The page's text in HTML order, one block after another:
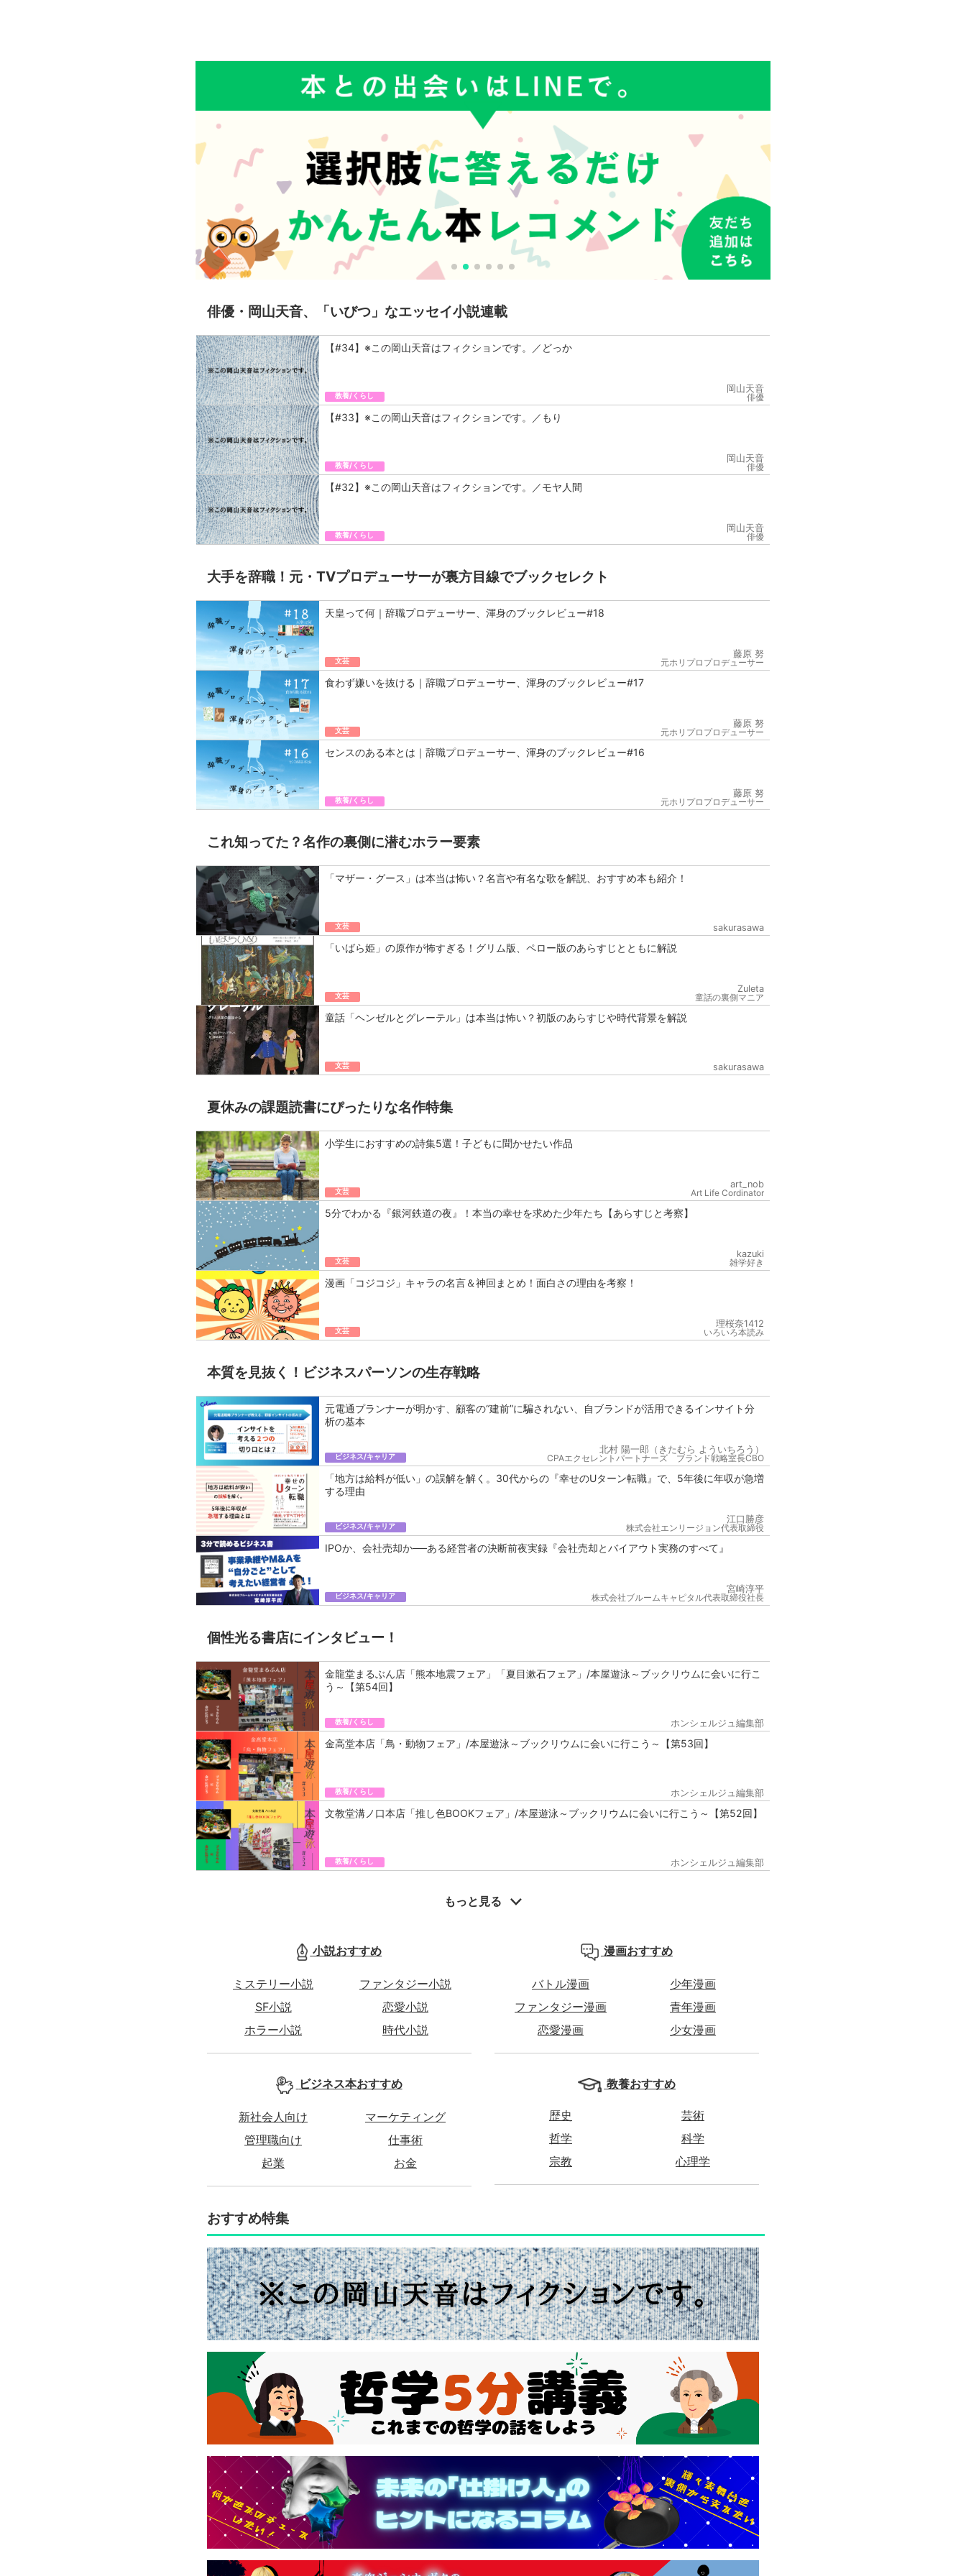
俳優・岡山天音、「いびつ」なエッセイ小説連載
【#34】※この岡山天音はフィクションです。／どっか
教養/くらし
岡山天音
俳優
【#33】※この岡山天音はフィクションです。／もり
教養/くらし
岡山天音
俳優
【#32】※この岡山天音はフィクションです。／モヤ人間
教養/くらし
岡山天音
俳優
大手を辞職！元・TVプロデューサーが裏方目線でブックセレクト
天皇って何｜辞職プロデューサー、渾身のブックレビュー#18
文芸
藤原 努
元ホリプロプロデューサー
食わず嫌いを抜ける｜辞職プロデューサー、渾身のブックレビュー#17
文芸
藤原 努
元ホリプロプロデューサー
センスのある本とは｜辞職プロデューサー、渾身のブックレビュー#16
教養/くらし
藤原 努
元ホリプロプロデューサー
これ知ってた？名作の裏側に潜むホラー要素
「マザー・グース」は本当は怖い？名言や有名な歌を解説、おすすめ本も紹介！
文芸 sakurasawa
「いばら姫」の原作が怖すぎる！グリム版、ペロー版のあらすじとともに解説
文芸
Zuleta
童話の裏側マニア
童話「ヘンゼルとグレーテル」は本当は怖い？初版のあらすじや時代背景を解説
文芸 sakurasawa
夏休みの課題読書にぴったりな名作特集
小学生におすすめの詩集5選！子どもに聞かせたい作品
文芸
art_nob
Art Life Cordinator
5分でわかる『銀河鉄道の夜』！本当の幸せを求めた少年たち【あらすじと考察】
文芸
kazuki
雑学好き
漫画「コジコジ」キャラの名言＆神回まとめ！面白さの理由を考察！
文芸
理桜奈1412
いろいろ本読み
本質を見抜く！ビジネスパーソンの生存戦略
元電通プランナーが明かす、顧客の“建前”に騙されない、自ブランドが活用できるインサイト分
析の基本
ビジネス/キャリア
北村 陽一郎（きたむら よういちろう）
CPAエクセレントパートナーズ ブランド戦略室長CBO
「地方は給料が低い」の誤解を解く。30代からの『幸せのUターン転職』で、5年後に年収が急増
する理由
ビジネス/キャリア
江口勝彦
株式会社エンリージョン代表取締役
IPOか、会社売却か──ある経営者の決断前夜実録『会社売却とバイアウト実務のすべて』
ビジネス/キャリア
宮崎淳平
株式会社ブルームキャピタル代表取締役社長
個性光る書店にインタビュー！
金龍堂まるぶん店「熊本地震フェア」「夏目漱石フェア」/本屋遊泳～ブックリウムに会いに行こ
う～【第54回】
教養/くらし ホンシェルジュ編集部
金高堂本店「鳥・動物フェア」/本屋遊泳～ブックリウムに会いに行こう～【第53回】
教養/くらし ホンシェルジュ編集部
文教堂溝ノ口本店「推し色BOOKフェア」/本屋遊泳～ブックリウムに会いに行こう～【第52回】
教養/くらし ホンシェルジュ編集部
もっと見る
小説おすすめ
ミステリー小説
ファンタジー小説
SF小説
恋愛小説
ホラー小説
時代小説
漫画おすすめ
バトル漫画
少年漫画
ファンタジー漫画
青年漫画
恋愛漫画
少女漫画
ビジネス本おすすめ
新社会人向け
マーケティング
管理職向け
仕事術
起業
お金
教養おすすめ
歴史
芸術
哲学
科学
宗教
心理学
おすすめ特集